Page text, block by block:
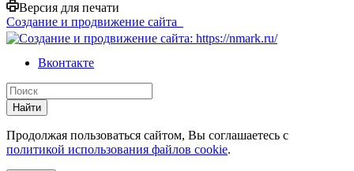
Версия для печати
Создание и продвижение сайта
Вконтакте
Найти
Продолжая пользоваться сайтом, Вы соглашаетесь с
политикой использования файлов cookie.